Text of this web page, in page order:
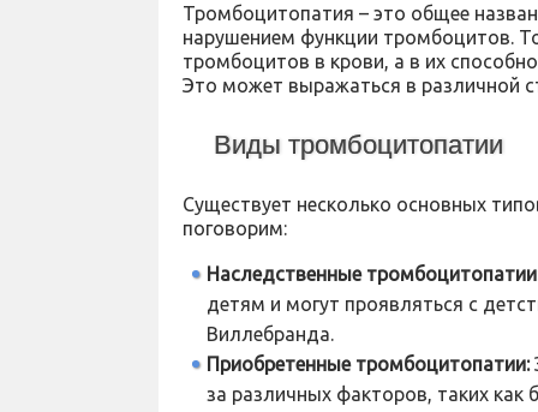
Тромбоцитопатия – это общее
нарушением функции тромбоцитов.
тромбоцитов в крови, а в их
Это может выражаться в различной
Виды тромбоцитопатии
Существует несколько основных
поговорим:
Наследственные
детям и могут проявляться с
Виллебранда.
Приобретенные тромбоцитопатии:
за различных факторов, таких